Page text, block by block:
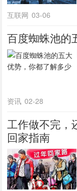
互联网 03-06
百度蜘蛛池的
资讯 02-28
工作做不完，
回家指南